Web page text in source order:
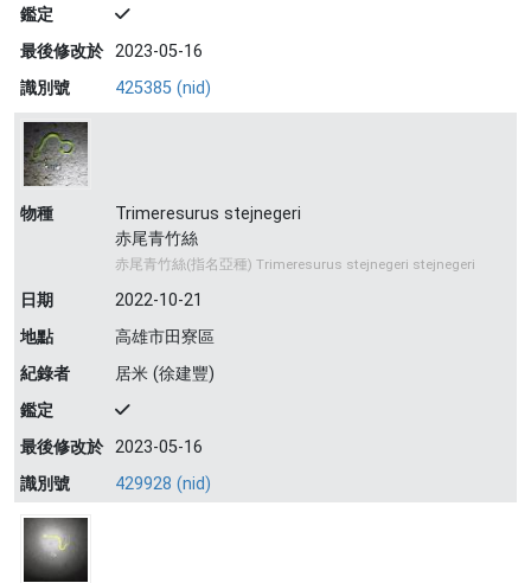
鑑定
最後修改於 2023-05-16
識別號
425385 (nid)
物種
Trimeresurus stejnegeri
赤尾青竹絲
赤尾青竹絲(指名亞種) Trimeresurus stejnegeri stejnegeri
日期
2022-10-21
地點
高雄市田寮區
紀錄者
居米 (徐建豐)
鑑定
最後修改於 2023-05-16
識別號
429928 (nid)